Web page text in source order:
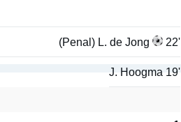
(Penal) L. de Jong 22'
J. Hoogma 19'